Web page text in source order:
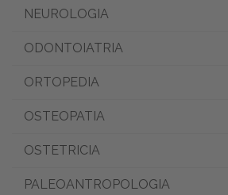
NEUROLOGIA
ODONTOIATRIA
ORTOPEDIA
OSTEOPATIA
OSTETRICIA
PALEOANTROPOLOGIA